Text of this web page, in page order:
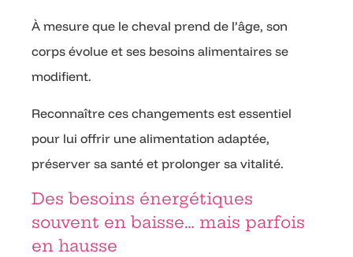
À mesure que le cheval prend de l’âge, son
corps évolue et ses besoins alimentaires se
modifient.
Reconnaître ces changements est essentiel
pour lui offrir une alimentation adaptée,
préserver sa santé et prolonger sa vitalité.
Des besoins énergétiques
souvent en baisse… mais parfois
en hausse